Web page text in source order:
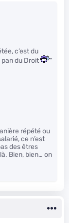
c’est du
du Droit
"
répété ou
ce n’est
des êtres
Bien, bien… on